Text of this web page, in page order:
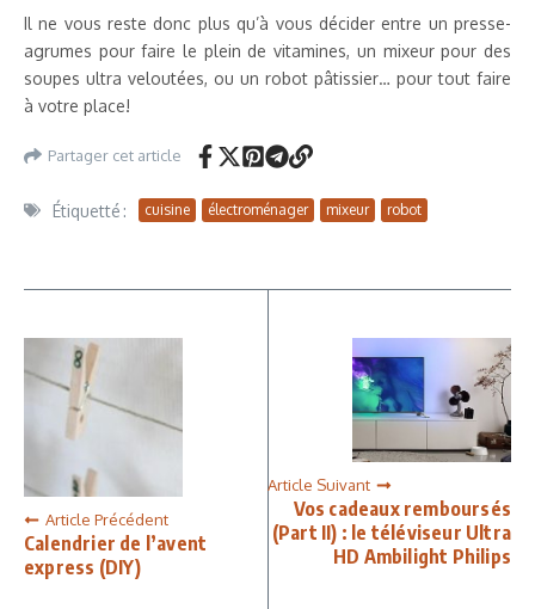
Il ne vous reste donc plus qu’à vous décider entre un presse-
agrumes pour faire le plein de vitamines, un mixeur pour des
soupes ultra veloutées, ou un robot pâtissier… pour tout faire
à votre place!
Partager cet article
Étiquetté : cuisine électroménager mixeur robot
Article Précédent
Calendrier de l’avent
express (DIY)
Article Suivant
Vos cadeaux remboursés
(Part II) : le téléviseur Ultra
HD Ambilight Philips